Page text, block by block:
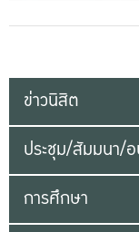
ข่าวนิสิต
ประชุม/สัมมนา/
การศึกษา